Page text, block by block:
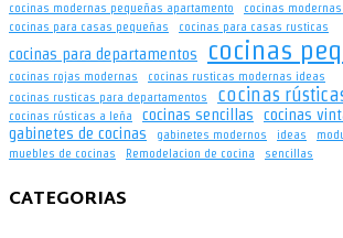
cocinas modernas pequeñas apartamento
cocinas
cocinas para casas pequeñas
cocinas para casas rusticas
cocinas para departamentos cocinas
cocinas rojas modernas
cocinas rusticas modernas ideas
cocinas rusticas para departamentos
cocinas
cocinas rústicas a leña cocinas sencillas cocinas
gabinetes de cocinas gabinetes modernos ideas
muebles de cocinas
Remodelacion de cocina sencillas
CATEGORIAS